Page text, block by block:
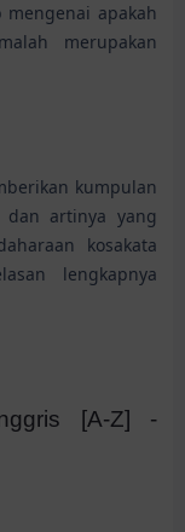
apakah
merupakan
kumpulan
artinya yang
kosakata
lengkapnya
[A-Z] -